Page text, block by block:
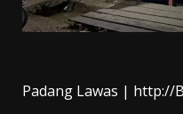
Padang Lawas | http://